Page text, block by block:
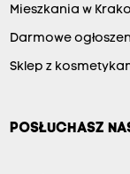
Mieszkania w
Darmowe
Sklep z
POSŁUCHASZ